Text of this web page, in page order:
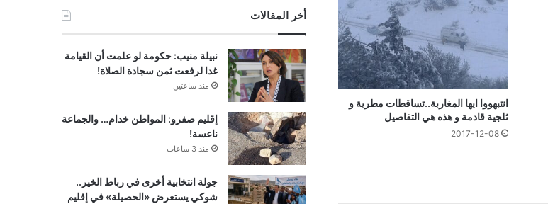
انتبهووا ايها المغاربة..تساقطات مطرية و
ثلجية قادمة و هذه هي التفاصيل
2017-12-08
أخر المقالات
نبيلة منيب: حكومة لو علمت أن القيامة
غدا لرفعت ثمن سجادة الصلاة!
منذ ساعتين
إقليم صفرو: المواطن خدام… والجماعة
ناعسة!
منذ 3 ساعات
جولة انتخابية أخرى في رباط الخير..
شوكي يستعرض «الحصيلة» في إقليم